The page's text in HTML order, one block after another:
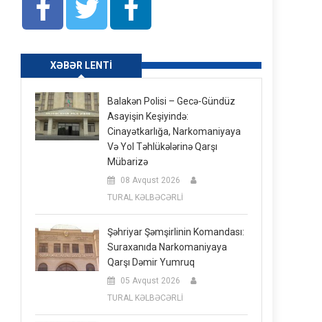
XƏBƏR LENTI
Balakən Polisi – Gecə-Gündüz
Asayişin Keşiyində:
Cinayətkarlığa, Narkomaniyaya
Və Yol Təhlükələrinə Qarşı
Mübarizə
08 Avqust 2026
TURAL KƏLBƏCƏRLİ
Şəhriyar Şəmşirlinin Komandası:
Suraxanıda Narkomaniyaya
Qarşı Dəmir Yumruq
05 Avqust 2026
TURAL KƏLBƏCƏRLİ